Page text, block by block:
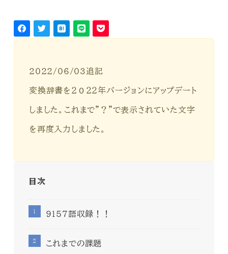
2022/06/03追記
変換辞書を２０２２年バージョンにアップデート
しました。これまで”？”で表示されていた文字
を再度入力しました。
目次
9157語収録！！
これまでの課題